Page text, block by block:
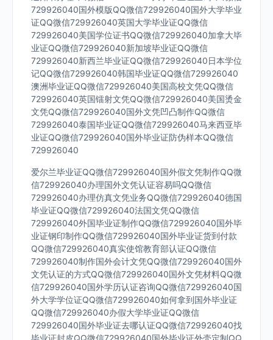
729926040国外模版QQ微信729926040国外大学毕业
证QQ微信729926040英国大学毕业证QQ微信
729926040美国学位证书QQ微信729926040加拿大毕
业证QQ微信729926040新加坡毕业证QQ微信
729926040新西兰毕业证QQ微信729926040日本学位
记QQ微信729926040韩国毕业证QQ微信729926040
澳洲毕业证QQ微信729926040美国高校文凭QQ微信
729926040英国镭射文凭QQ微信729926040美国烫金
文凭QQ微信729926040国外文凭凹凸制作QQ微信
729926040泰国毕业证QQ微信729926040马来西亚毕
业证QQ微信729926040国外毕业证防伪样本QQ微信
729926040
爱尔兰毕业证QQ微信729926040国外假文凭制作QQ微
信729926040办理国外文凭认证容易吗QQ微信
729926040办理仿真文凭业务QQ微信729926040德国
毕业证QQ微信729926040法国文凭QQ微信
729926040外国毕业证制作QQ微信729926040国外毕
业证钢印制作QQ微信729926040国外毕业证货到付款
QQ微信729926040真实使馆教育部认证QQ微信
729926040制作国外会计文凭QQ微信729926040国外
文凭认证的方式QQ微信729926040国外文凭材料QQ微
信729926040国外学历认证咨询QQ微信729926040国
外大学学位证QQ微信729926040如何拿到国外毕业证
QQ微信729926040办假大学毕业证QQ微信
729926040国外毕业证去哪认证QQ微信729926040找
毕业证封皮QQ微信729926040国外毕业证外壳定制QQ